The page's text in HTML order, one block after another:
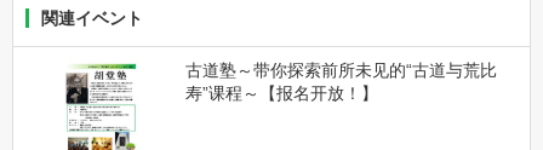
関連イベント
古道塾～带你探索前所未见的“古道与荒比
寿”课程～【报名开放！】